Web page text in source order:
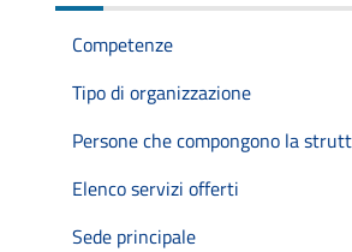
Competenze
Tipo di organizzazione
Persone che compongono la
Elenco servizi offerti
Sede principale